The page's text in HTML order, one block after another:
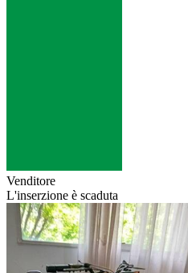
Venditore
L'inserzione è scaduta